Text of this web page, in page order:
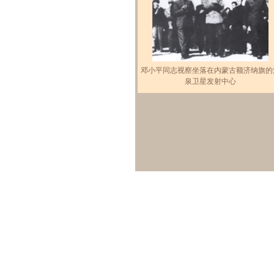
邓小平同志视察坐落在内蒙古额济纳旗的
泉卫星发射中心